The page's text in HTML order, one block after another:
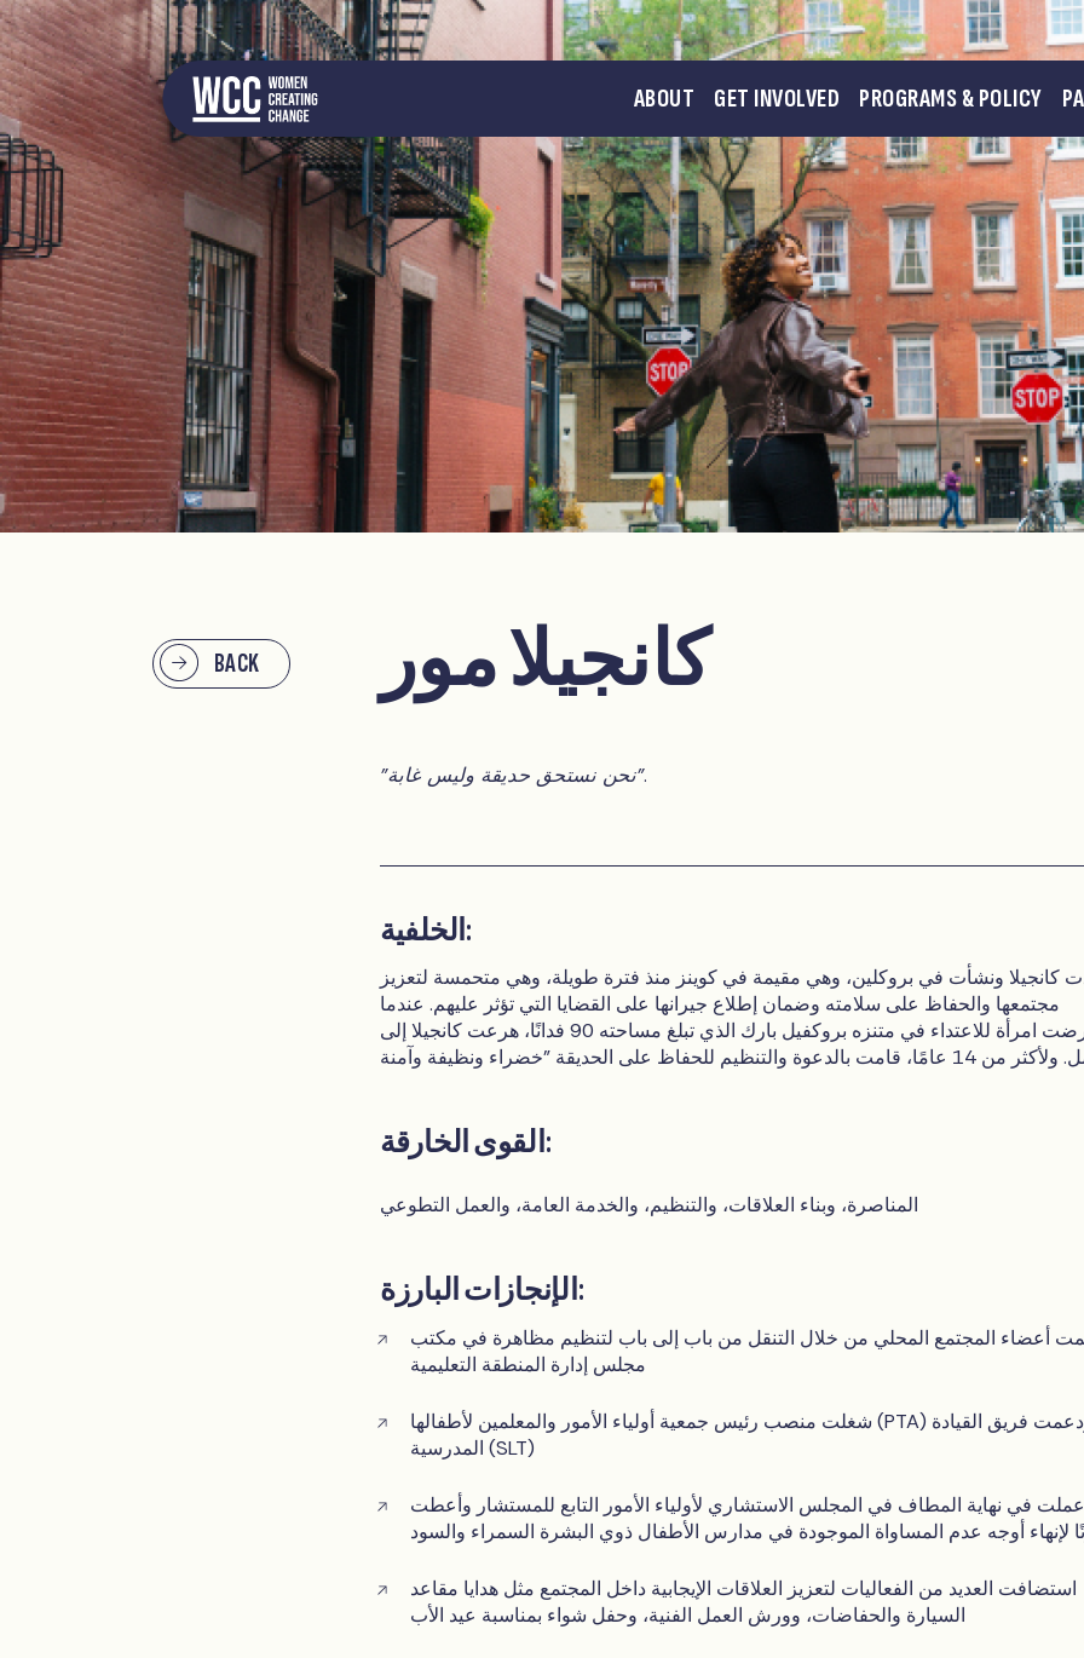
ABOUT GET INVOLVED PROGRAMS & POLICY
BACK كانجيلا مور
"نحن نستحق حديقة وليس غابة".
الخلفية:
كانجيلا ونشأت في بروكلين، وهي مقيمة في كوينز منذ فترة طويلة، وهي متحمسة لتعزيز
مجتمعها والحفاظ على سلامته وضمان إطلاع جيرانها على القضايا التي تؤثر عليهم. عندما
تعرضت امرأة للاعتداء في متنزه بروكفيل بارك الذي تبلغ مساحته 90 فدانًا، هرعت كانجيلا إلى
القوى الخارقة:
المناصرة، وبناء العلاقات، والتنظيم، والخدمة العامة، والعمل التطوعي
الإنجازات البارزة:
أعضاء المجتمع المحلي من خلال التنقل من باب إلى باب لتنظيم مظاهرة في مكتب
مجلس إدارة المنطقة التعليمية
شغلت منصب رئيس جمعية أولياء الأمور والمعلمين لأطفالها (PTA) ودعمت فريق القيادة
المدرسية (SLT)
عملت في نهاية المطاف في المجلس الاستشاري لأولياء الأمور التابع للمستشار وأعطت
لإنهاء أوجه عدم المساواة الموجودة في مدارس الأطفال ذوي البشرة السمراء والسود
استضافت العديد من الفعاليات لتعزيز العلاقات الإيجابية داخل المجتمع مثل هدايا مقاعد
السيارة والحفاضات، وورش العمل الفنية، وحفل شواء بمناسبة عيد الأب